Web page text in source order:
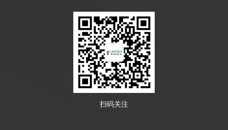
扫码关注